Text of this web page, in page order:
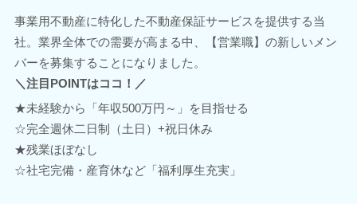
事業用不動産に特化した不動産保証サービスを提供する当
社。業界全体での需要が高まる中、【営業職】の新しいメン
バーを募集することになりました。
＼注目POINTはココ！／
★未経験から「年収500万円～」を目指せる
☆完全週休二日制（土日）+祝日休み
★残業ほぼなし
☆社宅完備・産育休など「福利厚生充実」